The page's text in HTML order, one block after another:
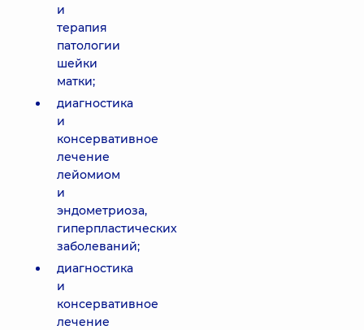
и
терапия
патологии
шейки
матки;
диагностика
и
консервативное
лечение
лейомиом
и
эндометриоза,
гиперпластических
заболеваний;
диагностика
и
консервативное
лечение